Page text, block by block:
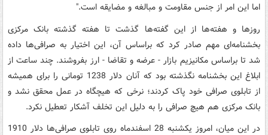
اما این امر از جنس مقاومت و مبالغه و مضایقه است."
روزها و هفته‌ها از این گفته‌ها گذشت تا هفته گذشته بانک مرکزی
بخشنامه‌ای مهم صادر کرد که براساس آن، این اختیار به صرافی‌ها داده
شد تا براساس مکانیزیم بازار - عرضه و تقاضا - ارز بفروشند. چند ساعت از
ابلاغ این بخشنامه نگذشته بود که آنان دلار 1238 تومانی را برای همیشه
از تابلوی صرافی خود پاک کردند؛ نرخی که هیچگاه در عمل محقق نشد و
بانک مرکزی هم هیچ صرافی را به دلیل این تخلف آشکار تعطیل نکرد.
در این میان، امروز یکشنبه 28 اسفندماه روی تابلوی صرافی‌ها دلار 1910